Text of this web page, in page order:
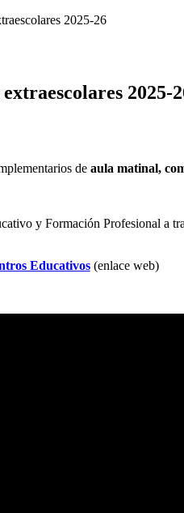
2025-26
2025-
de aula matinal,
y Formación Profesional a
Educativos(enlace web)